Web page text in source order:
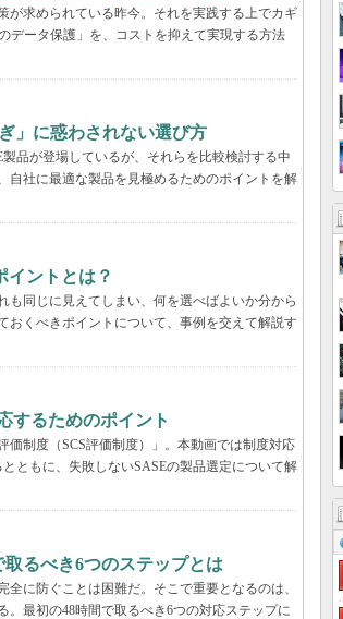
が求められている昨今。それを実践する上でカギ
データ保護」を、コストを抑えて実現する方法
」に惑わされない選び方
品が登場しているが、それらを比較検討する中
自社に最適な製品を見極めるためのポイントを解
イントとは？
も同じに見えてしまい、何を選べばよいか分から
おくべきポイントについて、事例を交えて解説す
するためのポイント
制度（SCS評価制度）」。本動画では制度対応
ともに、失敗しないSASEの製品選定について解
るべき6つのステップとは
に防ぐことは困難だ。そこで重要となるのは、
最初の48時間で取るべき6つの対応ステップに